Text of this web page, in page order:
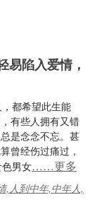
易陷入爱情，
都希望此生能
有些人拥有又错
是念念不忘。甚
曾经伤过痛过，
男女……更多
,人到中年,中年人,